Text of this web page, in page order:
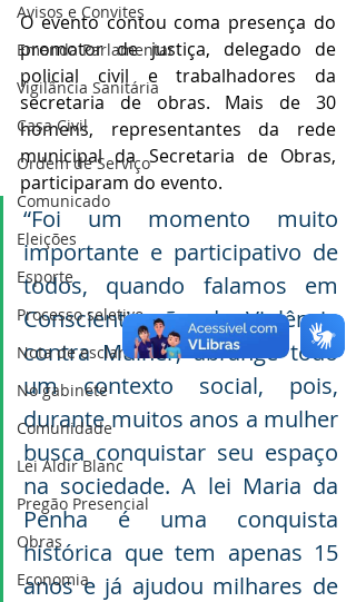
Avisos e Convites
Emenda Parlamentar
Vigilância Sanitária
Casa Civil
Ordem de Serviço
Comunicado
Eleições
Esporte
Processo seletivo
Nota de esclarecimento
No gabinete
Comunidade
Lei Aldir Blanc
Pregão Presencial
Obras
Economia
O evento contou coma presença do
promotor de justiça, delegado de
policial civil e trabalhadores da
secretaria de obras. Mais de 30
homens, representantes da rede
municipal da Secretaria de Obras,
participaram do evento.
“Foi um momento muito
importante e participativo de
todos, quando falamos em
Conscientização da Violência
contra Mulher, abrange todo
um contexto social, pois,
durante muitos anos a mulher
busca conquistar seu espaço
na sociedade. A lei Maria da
Penha é uma conquista
histórica que tem apenas 15
anos e já ajudou milhares de